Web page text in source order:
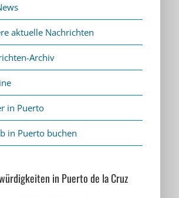
aktuelle Nachrichten
Archiv
in Puerto
in Puerto buchen
in Puerto de la Cruz